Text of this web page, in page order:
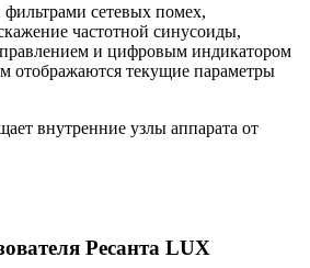
сетевых помех,
частотной синусоиды,
и цифровым индикатором
отображаются текущие параметры
внутренние узлы аппарата от
Ресанта LUX